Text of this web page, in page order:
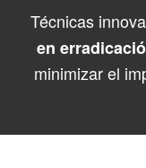
Técnicas
en
minimizar el